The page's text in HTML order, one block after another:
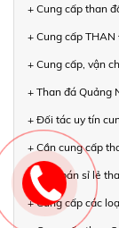
+ Cung cấp than
+ Cung cấp
+ Cung cấp, vận
+ Than đá Quảng
+ Đối tác uy tín
+ Cần cung cấp
+ Mua bán sỉ lẻ
+ Cung cấp các